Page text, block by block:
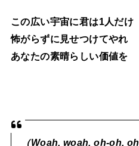
この広い宇宙に君は1人だけ
怖がらずに見せつけてやれ
あなたの素晴らしい価値を
（Woah, woah, oh-oh, oh